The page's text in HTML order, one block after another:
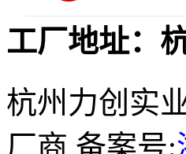
工厂地址：
杭州力创实
厂商 备案号: